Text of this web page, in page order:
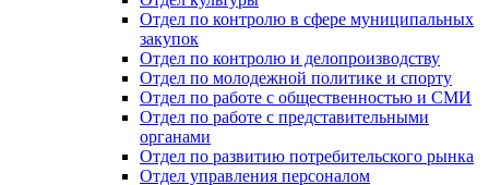
Отдел по контролю в сфере муниципальных
закупок
Отдел по контролю и делопроизводству
Отдел по молодежной политике и спорту
Отдел по работе с общественностью и СМИ
Отдел по работе с представительными
органами
Отдел по развитию потребительского рынка
Отдел управления персоналом